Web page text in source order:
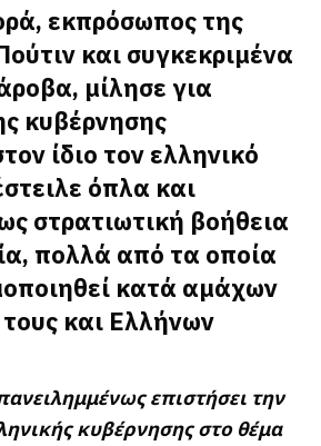
εκπρόσωπος της
και συγκεκριμένα
μίλησε για
κυβέρνησης
ίδιο τον ελληνικό
όπλα και
στρατιωτική βοήθεια
πολλά από τα οποία
κατά αμάχων
και Ελλήνων
επιστήσει την
κυβέρνησης στο θέμα